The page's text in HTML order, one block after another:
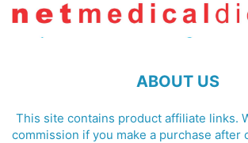
ABOUT US
This site contains product affiliate links.
commission if you make a purchase after